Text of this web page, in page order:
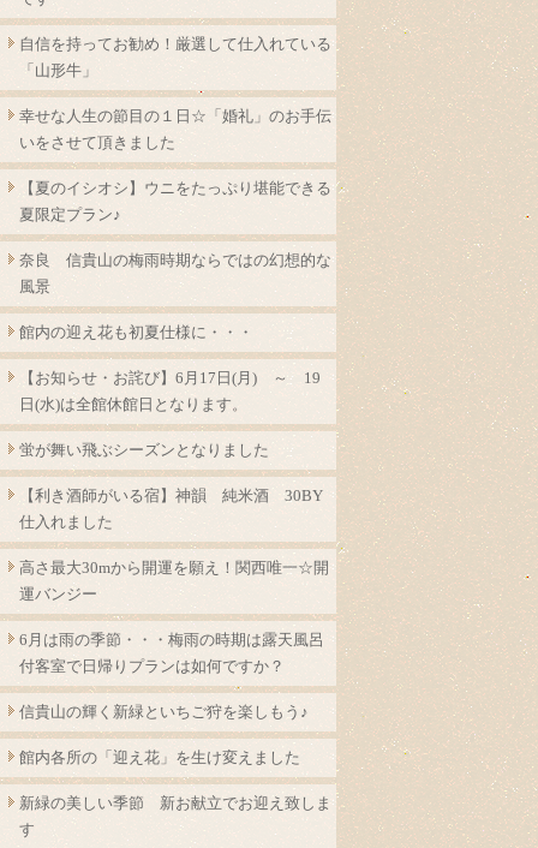
自信を持ってお勧め！厳選して仕入れている
「山形牛」
幸せな人生の節目の１日☆「婚礼」のお手伝
いをさせて頂きました
【夏のイシオシ】ウニをたっぷり堪能できる
夏限定プラン♪
奈良 信貴山の梅雨時期ならではの幻想的な
風景
館内の迎え花も初夏仕様に・・・
【お知らせ・お詫び】6月17日(月) ～ 19
日(水)は全館休館日となります。
蛍が舞い飛ぶシーズンとなりました
【利き酒師がいる宿】神韻 純米酒 30BY
仕入れました
高さ最大30mから開運を願え！関西唯一☆開
運バンジー
6月は雨の季節・・・梅雨の時期は露天風呂
付客室で日帰りプランは如何ですか？
信貴山の輝く新緑といちご狩を楽しもう♪
館内各所の「迎え花」を生け変えました
新緑の美しい季節 新お献立でお迎え致しま
す